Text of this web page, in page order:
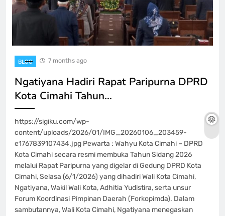
BLOG 7 months ago
Ngatiyana Hadiri Rapat Paripurna DPRD
Kota Cimahi Tahun…
https://sigiku.com/wp-
content/uploads/2026/01/IMG_20260106_203459-
e1767839107434.jpg Pewarta : Wahyu Kota Cimahi – DPRD
Kota Cimahi secara resmi membuka Tahun Sidang 2026
melalui Rapat Paripurna yang digelar di Gedung DPRD Kota
Cimahi, Selasa (6/1/2026) yang dihadiri Wali Kota Cimahi,
Ngatiyana, Wakil Wali Kota, Adhitia Yudistira, serta unsur
Forum Koordinasi Pimpinan Daerah (Forkopimda). Dalam
sambutannya, Wali Kota Cimahi, Ngatiyana menegaskan